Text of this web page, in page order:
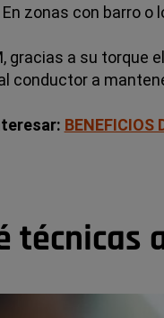
zonas con barro
gracias a su torque
conductor a
BENEFICIOS